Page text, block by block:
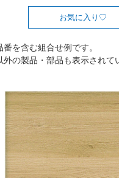
お気に入り
を含む組合せ例です。
外の製品・部品も表示されて